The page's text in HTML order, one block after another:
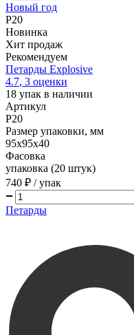
Новый год
P20
Новинка
Хит продаж
Рекомендуем
Петарды Explosive
4.7, 3 оценки
18 упак в наличии
Артикул
P20
Размер упаковки, мм
95х95х40
Фасовка
упаковка (20 штук)
740 ₽ / упак
Петарды